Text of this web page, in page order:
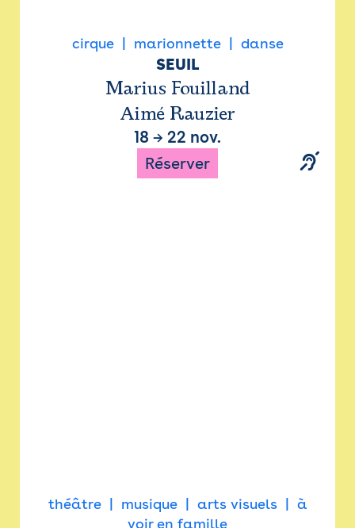
cirque marionnette danse
SEUIL
Marius Fouilland
Aimé Rauzier
18 → 22 nov.
Réserver
théâtre musique arts visuels
à
voir en famille